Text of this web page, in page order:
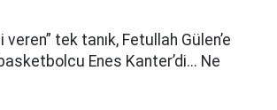
tek tanık, Fetullah Gülen’e
Enes Kanter’di... Ne